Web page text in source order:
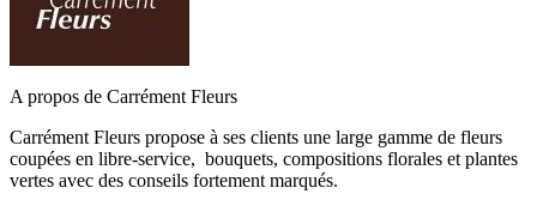
A propos de Carrément Fleurs
Carrément Fleurs propose à ses clients une large gamme de fleurs
coupées en libre-service, bouquets, compositions florales et plantes
vertes avec des conseils fortement marqués.